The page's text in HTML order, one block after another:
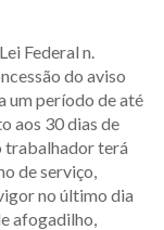
Federal n.
do aviso
um período de até
aos 30 dias de
trabalhador terá
de serviço,
no último dia
afogadilho,